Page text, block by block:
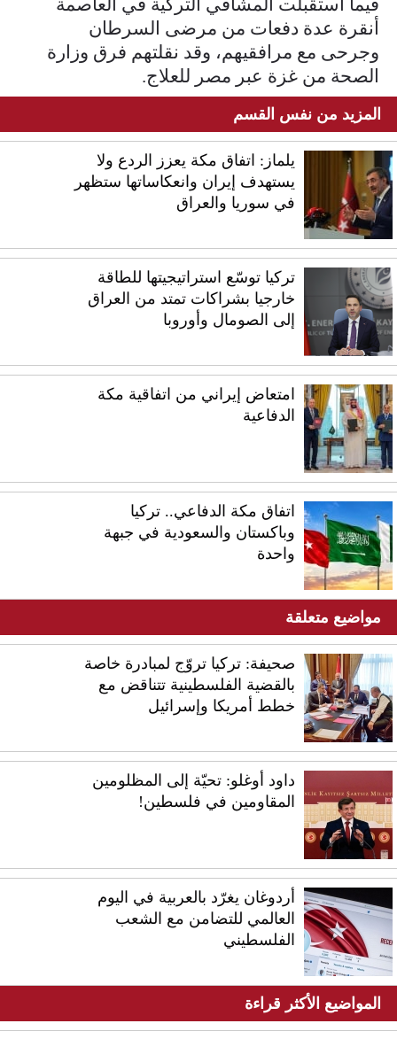
أنقرة عدة دفعات من مرضى السرطان
وجرحى مع مرافقيهم، وقد نقلتهم فرق وزارة
الصحة من غزة عبر مصر للعلاج.
المزيد من نفس القسم
يلماز: اتفاق مكة يعزز الردع ولا
يستهدف إيران وانعكاساتها ستظهر
في سوريا والعراق
تركيا توسّع استراتيجيتها للطاقة
خارجيا بشراكات تمتد من العراق
إلى الصومال وأوروبا
امتعاض إيراني من اتفاقية مكة
الدفاعية
اتفاق مكة الدفاعي.. تركيا
وباكستان والسعودية في جبهة
واحدة
مواضيع متعلقة
صحيفة: تركيا تروّج لمبادرة خاصة
بالقضية الفلسطينية تتناقض مع
خطط أمريكا وإسرائيل
داود أوغلو: تحيّة إلى المظلومين
المقاومين في فلسطين!
أردوغان يغرّد بالعربية في اليوم
العالمي للتضامن مع الشعب
الفلسطيني
المواضيع الأكثر قراءة